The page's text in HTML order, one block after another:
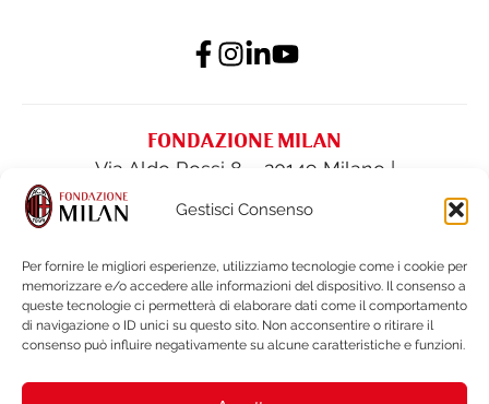
Gestisci Consenso
Per fornire le migliori esperienze, utilizziamo tecnologie come i cookie per
memorizzare e/o accedere alle informazioni del dispositivo. Il consenso a
queste tecnologie ci permetterà di elaborare dati come il comportamento
di navigazione o ID unici su questo sito. Non acconsentire o ritirare il
consenso può influire negativamente su alcune caratteristiche e funzioni.
FONDAZIONE MILAN
Via Aldo Rossi 8 – 20149 Milano |
fondazione@acmilan.com
62284522
PRIVACY POLICY
COOKIE POLICY
BILANCI E DOCUMENTI
NOTE LEGALI e WHISTLEBLOWING